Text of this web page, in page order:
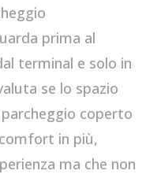
prima al
terminal e solo in
se lo spazio
coperto
in più,
ma che non